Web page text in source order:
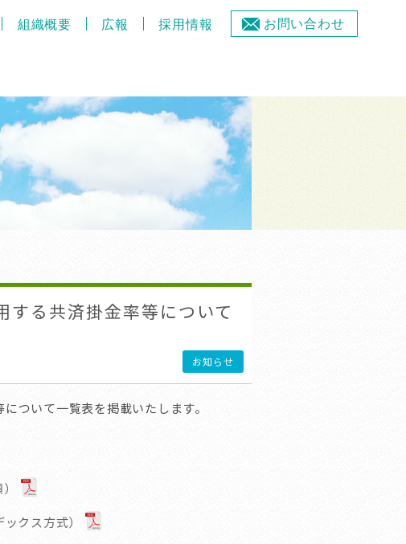
組織概要 広報 採用情報 お問い合わせ
する共済掛金率等について
お知らせ
ついて一覧表を掲載いたします。
クス方式）